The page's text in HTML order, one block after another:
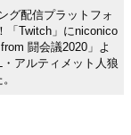
グ配信プラットフォ
「Twitch」にniconico
闘会議2020」よ
アルティメット人狼